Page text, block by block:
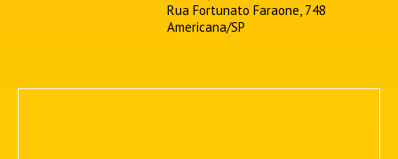
Rua Fortunato Faraone, 748
Americana/SP